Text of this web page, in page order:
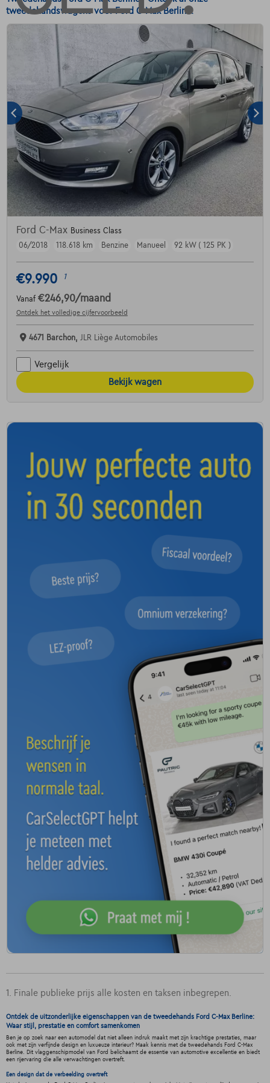
tweedehandswagens voor Ford C-Max Berline.
Ford C-Max Business Class
06/2018
118.618 km Benzine Manueel 92 kW ( 125 PK )
€9.990 1
Vanaf €246,90/maand
Ontdek het volledige cijfervoorbeeld
4671 Barchon, JLR Liège Automobiles
Vergelijk
Bekijk wagen
1. Finale publieke prijs alle kosten en taksen inbegrepen.
Ontdek de uitzonderlijke eigenschappen van de tweedehands Ford C-Max Berline:
Waar stijl, prestatie en comfort samenkomen
Ben je op zoek naar een automodel dat niet alleen indruk maakt met zijn krachtige prestaties, maar
ook met zijn verfijnde design en luxueuze interieur? Maak kennis met de tweedehands Ford C-Max
Berline. Dit vlaggenschipmodel van Ford belichaamt de essentie van automotive excellentie en biedt
een rijervaring die alle verwachtingen overtreft.
Een design dat de verbeelding overtreft